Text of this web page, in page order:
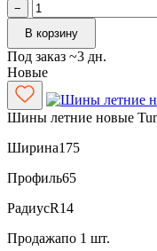
−
В корзину
Под заказ ~3 дн.
Новые
Шины летние новые
Ширина175
Профиль65
РадиусR14
Продажапо 1 шт.